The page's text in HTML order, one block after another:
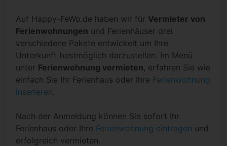
Auf Happy-FeWo.de haben wir für Vermieter von
Ferienwohnungen und Ferienhäuser drei
verschiedene Pakete entwickelt um Ihre
Unterkunft bestmöglich darzustellen. Im Menü
unter Ferienwohnung vermieten , erfahren Sie wie
einfach Sie Ihr Ferienhaus oder Ihre Ferienwohnung
inserieren.
Nach der Anmeldung können Sie sofort Ihr
Ferienhaus oder Ihre Ferienwohnung eintragen und
erfolgreich vermieten.